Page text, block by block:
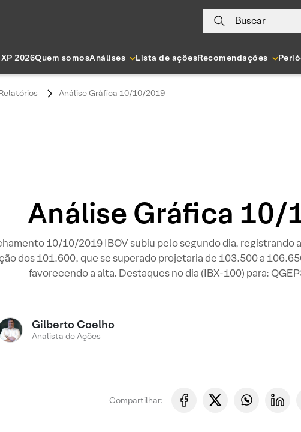
Buscar
2026Quem somosAnálises Lista de açõesRecomendações
Análise Gráfica 10/10/2019
Análise Gráfica
10/10/2019 IBOV subiu pelo segundo dia, registrando
dos 101.600, que se superado projetaria de 103.500 a
favorecendo a alta. Destaques no dia (IBX-100) para:
Gilberto Coelho
Analista de Ações
Compartilhar: